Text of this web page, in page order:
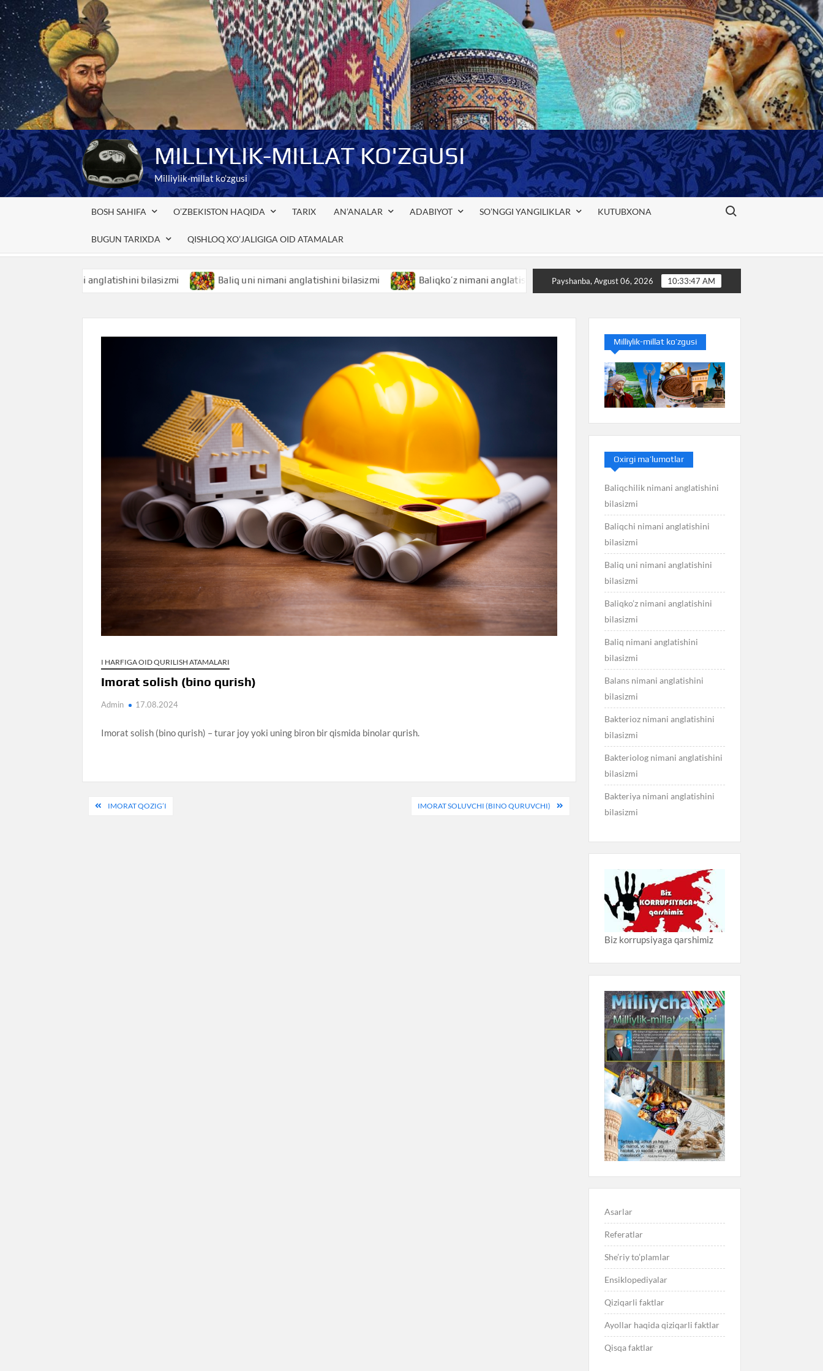
Skip
to
content
MILLIYLIK-MILLAT KO'ZGUSI
Milliylik-millat ko'zgusi
BOSH SAHIFA O’ZBEKISTON HAQIDA TARIX AN’ANALAR ADABIYOT SO’NGGI YANGILIKLAR KUTUBXONA
BUGUN TARIXDA QISHLOQ XO’JALIGIGA OID ATAMALAR
Search for:
nimani anglatishini bilasizmi Baliq uni nimani anglatishini bilasizmi Baliqko’z nimani anglatishini bilasizmi Baliq nimani anglatishini bilasizmi
Payshanba, Avgust 06, 2026 10:33:48 AM
I HARFIGA OID QURILISH ATAMALARI
Imorat solish (bino qurish)
Admin 17.08.2024
Imorat solish (bino qurish) – turar joy yoki uning biron bir qismida binolar qurish.
PostIMORAT QOZIG’I IMORAT SOLUVCHI (BINO QURUVCHI)
Milliylik-millat ko’zgusi
Oxirgi ma’lumotlar
Baliqchilik nimani anglatishini
bilasizmi
Baliqchi nimani anglatishini
bilasizmi
Baliq uni nimani anglatishini
bilasizmi
Baliqko’z nimani anglatishini
bilasizmi
Baliq nimani anglatishini
bilasizmi
Balans nimani anglatishini
bilasizmi
Bakterioz nimani anglatishini
bilasizmi
Bakteriolog nimani anglatishini
bilasizmi
Bakteriya nimani anglatishini
bilasizmi
Biz korrupsiyaga qarshimiz
Asarlar
Referatlar
She’riy to’plamlar
Ensiklopediyalar
Qiziqarli faktlar
Ayollar haqida qiziqarli faktlar
Qisqa faktlar